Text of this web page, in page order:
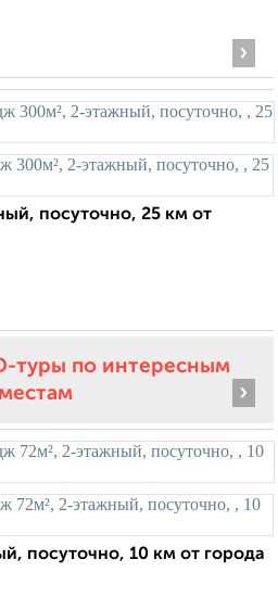
›
посуточно, 25 км от
туры по интересным
местам
›
посуточно, 10 км от города